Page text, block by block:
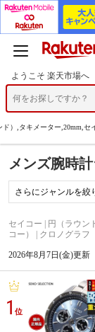
ようこそ 楽天市場へ
）,タキメーター,20mm,
メンズ腕時
セイコー | 円（ラウン
コー） | クロノグラフ
2026年8月7日(金)更新
1位